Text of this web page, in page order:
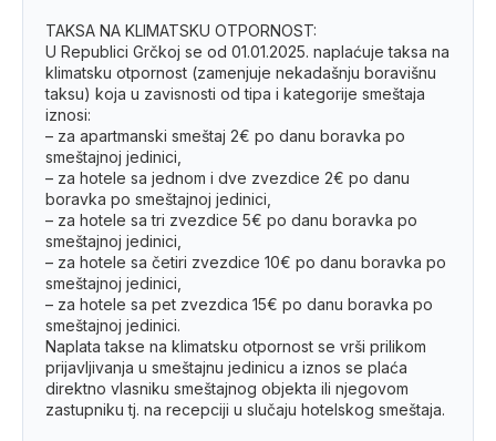
TAKSA NA KLIMATSKU OTPORNOST:
U Republici Grčkoj se od 01.01.2025. naplaćuje taksa na
klimatsku otpornost (zamenjuje nekadašnju boravišnu
taksu) koja u zavisnosti od tipa i kategorije smeštaja
iznosi:
– za apartmanski smeštaj 2€ po danu boravka po
smeštajnoj jedinici,
– za hotele sa jednom i dve zvezdice 2€ po danu
boravka po smeštajnoj jedinici,
– za hotele sa tri zvezdice 5€ po danu boravka po
smeštajnoj jedinici,
– za hotele sa četiri zvezdice 10€ po danu boravka po
smeštajnoj jedinici,
– za hotele sa pet zvezdica 15€ po danu boravka po
smeštajnoj jedinici.
Naplata takse na klimatsku otpornost se vrši prilikom
prijavljivanja u smeštajnu jedinicu a iznos se plaća
direktno vlasniku smeštajnog objekta ili njegovom
zastupniku tj. na recepciji u slučaju hotelskog smeštaja.